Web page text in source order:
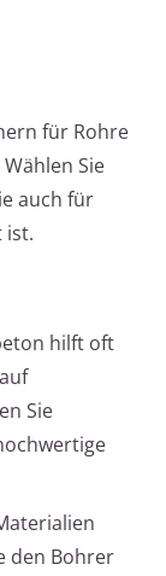
für Rohre
Sie
auch für
ist.
hilft oft
Sie
den Bohrer